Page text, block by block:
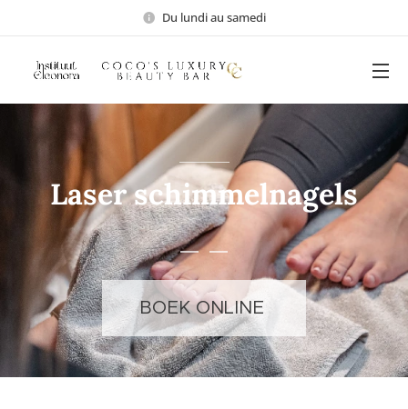
Du lundi au samedi
Laser schimmelnagels
BOEK ONLINE